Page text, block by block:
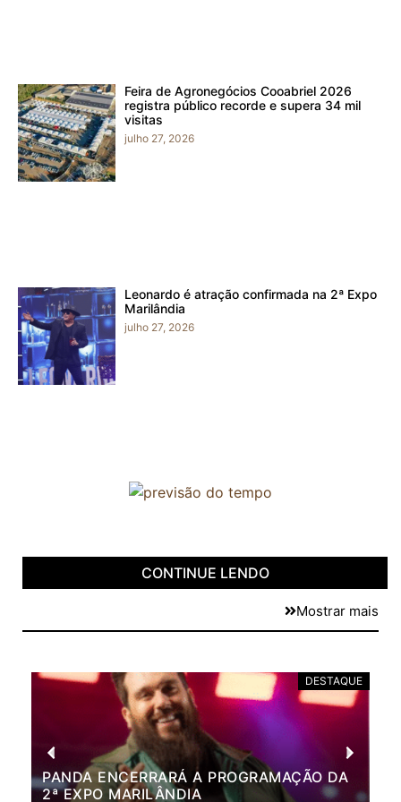
Feira de Agronegócios Cooabriel 2026
registra público recorde e supera 34 mil
visitas
julho 27, 2026
Leonardo é atração confirmada na 2ª Expo
Marilândia
julho 27, 2026
CONTINUE LENDO
Mostrar mais
DESTAQUE
PANDA ENCERRARÁ A PROGRAMAÇÃO DA
2ª EXPO MARILÂNDIA